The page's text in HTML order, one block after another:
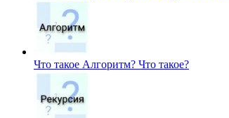
Что такое Алгоритм? Что такое?